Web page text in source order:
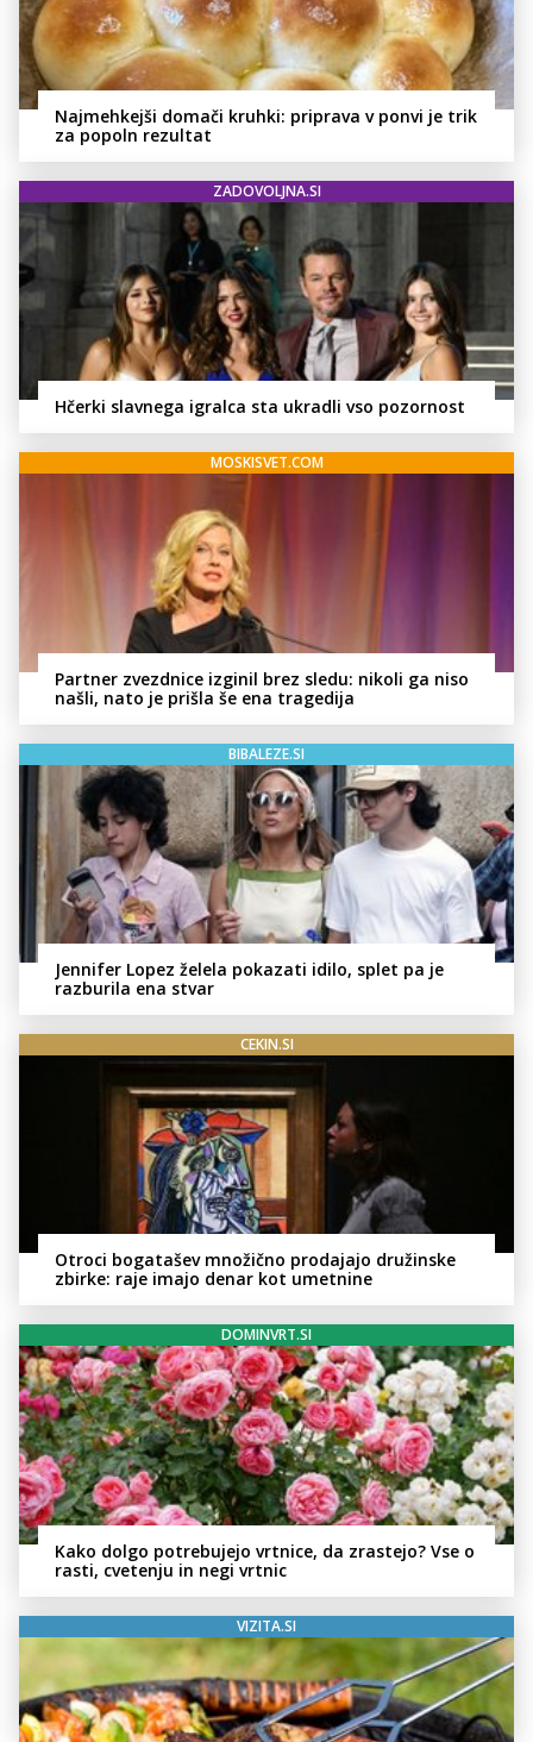
Najmehkejši domači kruhki: priprava v ponvi je trik
za popoln rezultat
ZADOVOLJNA.SI
Hčerki slavnega igralca sta ukradli vso pozornost
MOSKISVET.COM
Partner zvezdnice izginil brez sledu: nikoli ga niso
našli, nato je prišla še ena tragedija
BIBALEZE.SI
Jennifer Lopez želela pokazati idilo, splet pa je
razburila ena stvar
CEKIN.SI
Otroci bogatašev množično prodajajo družinske
zbirke: raje imajo denar kot umetnine
DOMINVRT.SI
Kako dolgo potrebujejo vrtnice, da zrastejo? Vse o
rasti, cvetenju in negi vrtnic
VIZITA.SI